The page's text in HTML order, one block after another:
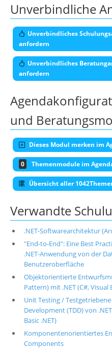
Unverbindliche
Unverbindliches
anfordern
Unverbindliches
anfordern
und
Dieses Modul merken im
0 Themenmodule im
Übersicht aller
Verwandte
.NET-Softwarearchitektur
"End-to-End": Eine Best
.NET-Anwendung von der
Benutzeroberfläche
Objektorientierte
Pattern) mit .NET (C#, Visual
Unit Testing /
Development (TDD) von
Basic .NET)
Komponentenorientiertes
Components